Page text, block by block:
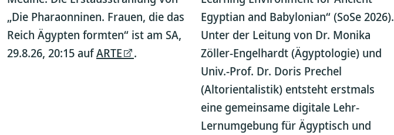
„Die Pharaonninen. Frauen, die das
Reich Ägypten formten“ ist am SA,
29.8.26, 20:15 aufARTE .
Egyptian and Babylonian“ (SoSe 2026).
Unter der Leitung von Dr. Monika
Zöller-Engelhardt (Ägyptologie) und
Univ.-Prof. Dr. Doris Prechel
(Altorientalistik) entsteht erstmals
eine gemeinsame digitale Lehr-
Lernumgebung für Ägyptisch und